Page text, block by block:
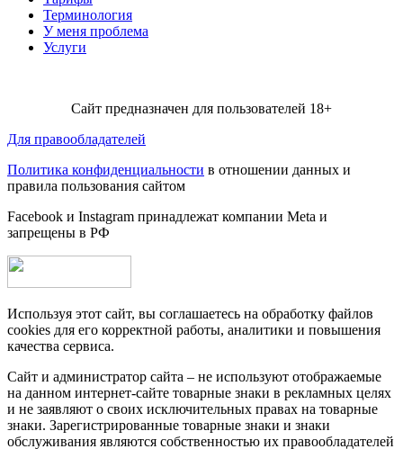
Терминология
У меня проблема
Услуги
Сайт предназначен для пользователей 18+
Для правообладателей
Политика конфиденциальности в отношении данных и
правила пользования сайтом
Facebook и Instagram принадлежат компании Metа и
запрещены в РФ
Используя этот сайт, вы соглашаетесь на обработку файлов
cookies для его корректной работы, аналитики и повышения
качества сервиса.
Сайт и администратор сайта – не используют отображаемые
на данном интернет-сайте товарные знаки в рекламных целях
и не заявляют о своих исключительных правах на товарные
знаки. Зарегистрированные товарные знаки и знаки
обслуживания являются собственностью их правообладателей